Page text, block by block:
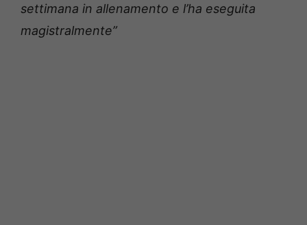
settimana in allenamento e l’ha eseguita
magistralmente”